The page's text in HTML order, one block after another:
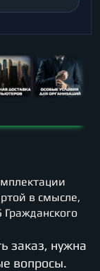
в смысле,
заказ, нужна
вопросы.